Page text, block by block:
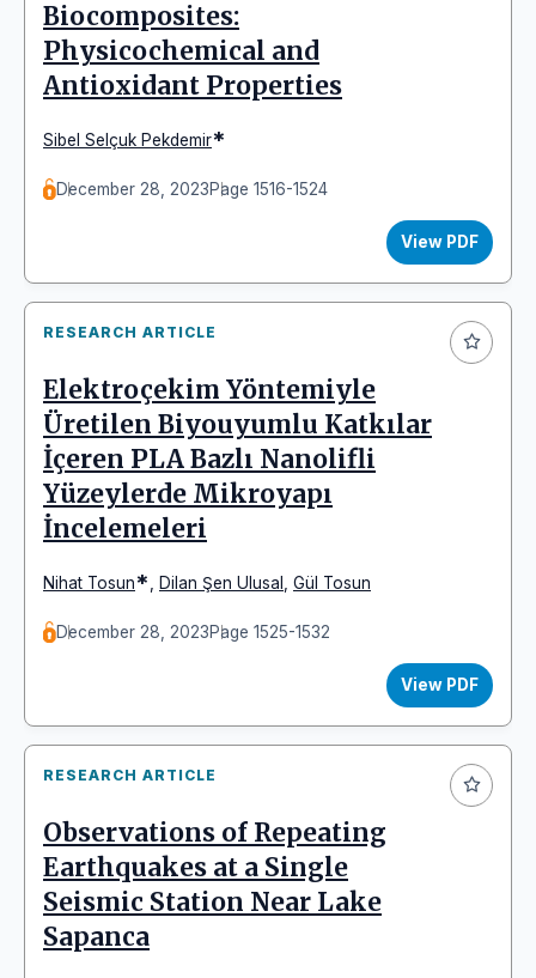
Biocomposites:
Physicochemical and
Antioxidant Properties
Sibel Selçuk Pekdemir*
December 28, 2023Page 1516-1524
View PDF
RESEARCH ARTICLE
Elektroçekim Yöntemiyle
Üretilen Biyouyumlu Katkılar
İçeren PLA Bazlı Nanolifli
Yüzeylerde Mikroyapı
İncelemeleri
Nihat Tosun* Dilan Şen Ulusal Gül Tosun
December 28, 2023Page 1525-1532
View PDF
RESEARCH ARTICLE
Observations of Repeating
Earthquakes at a Single
Seismic Station Near Lake
Sapanca